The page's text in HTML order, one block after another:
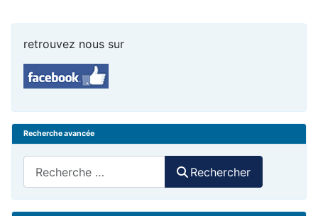
retrouvez nous sur
Recherche avancée
Rechercher